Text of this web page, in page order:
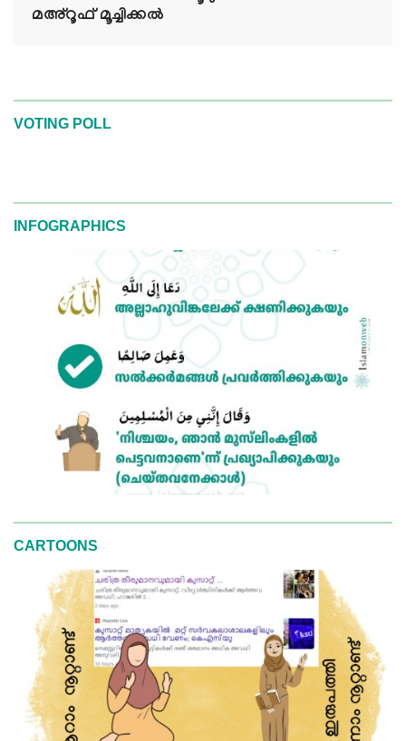
മഅ്റൂഫ് മൂച്ചിക്കല്‍
VOTING POLL
INFOGRAPHICS
CARTOONS